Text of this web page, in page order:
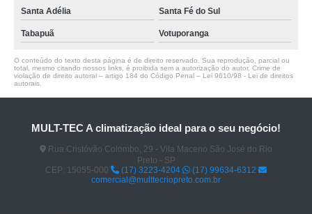
Santa Adélia Santa Fé do Sul
Tabapuã Votuporanga
O conteúdo do texto desta página é de direito reservado. Sua reprodução, parcial ou
total, mesmo citando nossos links, é proibida sem a autorização do autor. Crime de
violação de direito autoral – artigo 184 do Código Penal – Lei 9610/98 - Lei de direitos
autorais
MULT-TEC A climatização ideal para o seu negócio!
Rua Cristóvão Colombo, 29 - Vila Maceno São José do Rio
Preto - SP
CEP: 15055-000
(17) 3223-4204
(17) 99634-6312
comercial@multtecriopreto.com.br